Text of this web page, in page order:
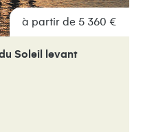
à partir de 5 360 €
Soleil levant